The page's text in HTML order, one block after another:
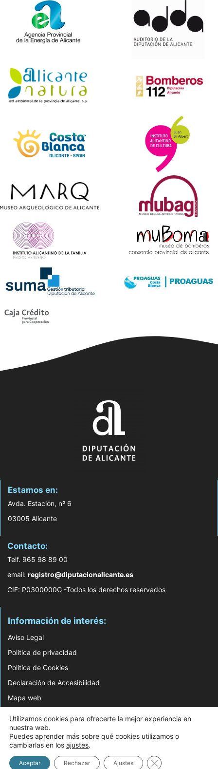
Estamos en:
Avda. Estación, nº 6
03005 Alicante
Contacto:
Telf. 965 98 89 00
email: registro@diputacionalicante.es
CIF: P0300000G -Todos los derechos reservados
Información de interés:
Aviso Legal
Política de privacidad
Política de Cookies
Declaración de Accesibilidad
Mapa web
© 2026 Web Desarrollada por el Servicio de Informática de Diputación de
Utilizamos cookies para ofrecerte la mejor experiencia en
nuestra web.
Puedes aprender más sobre qué cookies utilizamos o
cambiarlas en los ajustes.
Aceptar Rechazar Ajustes Cerrar el banner de